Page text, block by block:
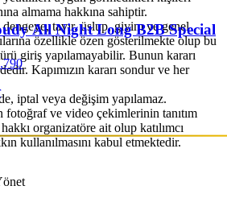
almama hakkına sahiptir.
dengeye, tavır, üslup, giyim ve genel
özellikle özen gösterilmekte olup bu
giriş yapılamayabilir. Bunun kararı
Kapımızın kararı sondur ve her
iptal veya değişim yapılamaz.
ve video çekimlerinin tanıtım
organizatöre ait olup katılımcı
kullanılmasını kabul etmektedir.
All Night Long B2B Special